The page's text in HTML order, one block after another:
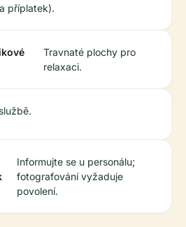
příplatek).
Travnaté plochy pro
relaxaci.
Informujte se u personálu;
fotografování vyžaduje
povolení.